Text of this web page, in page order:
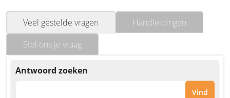
Veel gestelde vragen
Handleidingen
Stel ons je vraag
Antwoord zoeken
Vind